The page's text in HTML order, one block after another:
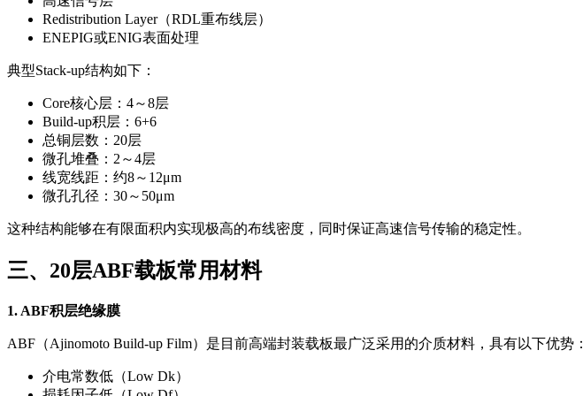
Redistribution Layer（RDL重布线层）
ENEPIG或ENIG表面处理
典型Stack-up结构如下：
Core核心层：4～8层
Build-up积层：6+6
总铜层数：20层
微孔堆叠：2～4层
线宽线距：约8～12μm
微孔孔径：30～50μm
这种结构能够在有限面积内实现极高的布线密度，同时保证高速信号传输的稳定性。
三、20层ABF载板常用材料
1. ABF积层绝缘膜
ABF（Ajinomoto Build-up Film）是目前高端封装载板最广泛采用的介质材料，具有以下优势：
介电常数低（Low Dk）